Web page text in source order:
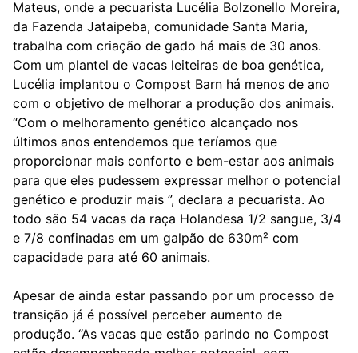
Mateus, onde a pecuarista Lucélia Bolzonello Moreira,
da Fazenda Jataipeba, comunidade Santa Maria,
trabalha com criação de gado há mais de 30 anos.
Com um plantel de vacas leiteiras de boa genética,
Lucélia implantou o Compost Barn há menos de ano
com o objetivo de melhorar a produção dos animais.
“Com o melhoramento genético alcançado nos
últimos anos entendemos que teríamos que
proporcionar mais conforto e bem-estar aos animais
para que eles pudessem expressar melhor o potencial
genético e produzir mais ”, declara a pecuarista. Ao
todo são 54 vacas da raça Holandesa 1/2 sangue, 3/4
e 7/8 confinadas em um galpão de 630m² com
capacidade para até 60 animais.
Apesar de ainda estar passando por um processo de
transição já é possível perceber aumento de
produção. “As vacas que estão parindo no Compost